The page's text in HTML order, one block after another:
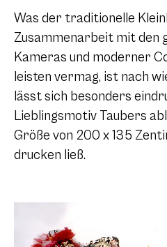
Was der traditionelle
Zusammenarbeit mit den
Kameras und moderner
leisten vermag, ist nach
lässt sich besonders
Lieblingsmotiv Taubers
Größe von 200 x 135
drucken ließ.